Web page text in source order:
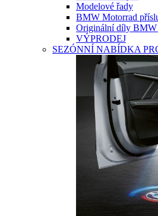
Modelové řady
BMW Motorrad
Originální díly BMW
VÝPRODEJ
SEZÓNNÍ NABÍDKA